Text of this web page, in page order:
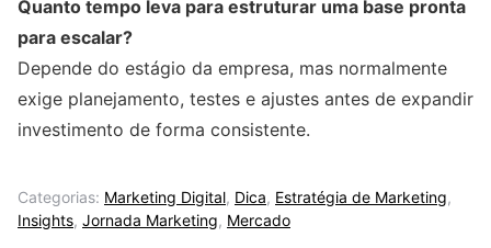
Quanto tempo leva para estruturar uma base pronta
para escalar?
Depende do estágio da empresa, mas normalmente
exige planejamento, testes e ajustes antes de expandir
investimento de forma consistente.
Categorias: Marketing Digital, Dica, Estratégia de Marketing,
Insights, Jornada Marketing, Mercado